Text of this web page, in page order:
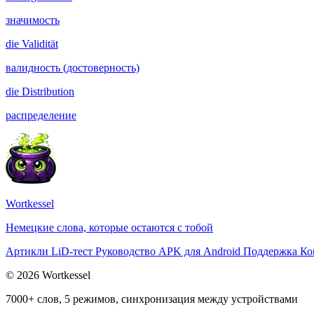
значимость
die Validität
валидность (достоверность)
die Distribution
распределение
Wortkessel
Немецкие слова, которые остаются с тобой
Артикли LiD-тест Руководство APK для Android Поддержка
© 2026 Wortkessel
7000+ слов, 5 режимов, синхронизация между устройствами